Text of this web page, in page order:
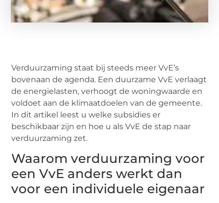
Verduurzaming staat bij steeds meer VvE’s
bovenaan de agenda. Een duurzame VvE verlaagt
de energielasten, verhoogt de woningwaarde en
voldoet aan de klimaatdoelen van de gemeente.
In dit artikel leest u welke subsidies er
beschikbaar zijn en hoe u als VvE de stap naar
verduurzaming zet.
Waarom verduurzaming voor
een VvE anders werkt dan
voor een individuele eigenaar